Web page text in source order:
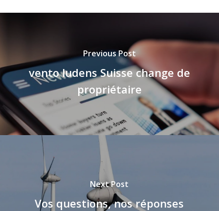
Previous Post
vento ludens Suisse change de
propriétaire
Next Post
Vos questions, nos réponses